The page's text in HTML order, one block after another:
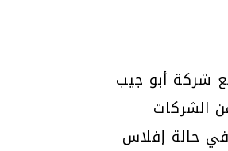
شركة أبو جيب
الشركات
حالة إفلاس